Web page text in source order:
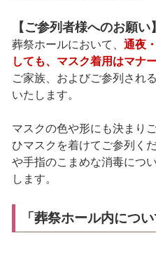
【ご参列者様へのお願い】
葬祭ホールにおいて、 通夜
しても、マスク着用はマナ
ご家族、およびご参列され
いたします。
マスクの色や形にも決まり
ひマスクを着けてご参列く
や手指のこまめな消毒につ
します。
「葬祭ホール内につい